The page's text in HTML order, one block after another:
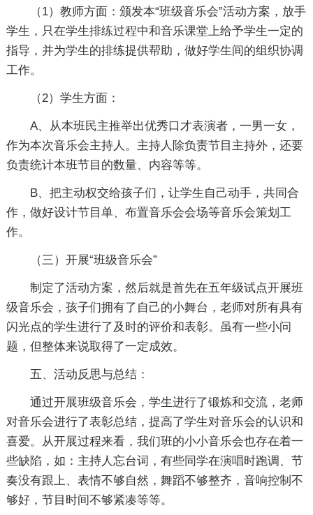
（1）教师方面：颁发本“班级音乐会”活动方案，放手
学生，只在学生排练过程中和音乐课堂上给予学生一定的
指导，并为学生的排练提供帮助，做好学生间的组织协调
工作。
（2）学生方面：
A、从本班民主推举出优秀口才表演者，一男一女，
作为本次音乐会主持人。主持人除负责节目主持外，还要
负责统计本班节目的数量、内容等等。
B、把主动权交给孩子们，让学生自己动手，共同合
作，做好设计节目单、布置音乐会会场等音乐会策划工
作。
（三）开展“班级音乐会”
制定了活动方案，然后就是首先在五年级试点开展班
级音乐会，孩子们拥有了自己的小舞台，老师对所有具有
闪光点的学生进行了及时的评价和表彰。虽有一些小问
题，但整体来说取得了一定成效。
五、活动反思与总结：
通过开展班级音乐会，学生进行了锻炼和交流，老师
对音乐会进行了表彰总结，提高了学生对音乐会的认识和
喜爱。从开展过程来看，我们班的小小音乐会也存在着一
些缺陷，如：主持人忘台词，有些同学在演唱时跑调、节
奏没有跟上、表情不够自然，舞蹈不够整齐，音响控制不
够好，节目时间不够紧凑等等。